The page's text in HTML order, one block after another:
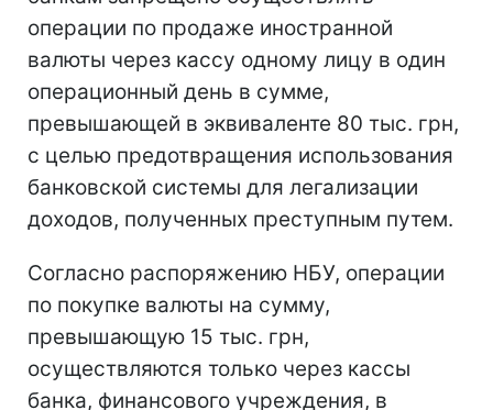
операции по продаже иностранной
валюты через кассу одному лицу в один
операционный день в сумме,
превышающей в эквиваленте 80 тыс. грн,
с целью предотвращения использования
банковской системы для легализации
доходов, полученных преступным путем.
Согласно распоряжению НБУ, операции
по покупке валюты на сумму,
превышающую 15 тыс. грн,
осуществляются только через кассы
банка, финансового учреждения, в